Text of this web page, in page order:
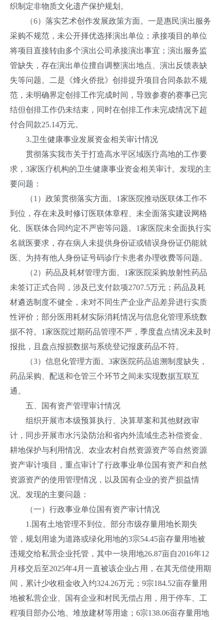
织制定非物质文化遗产保护规划。
（6）落实艺术创作发展政策方面。一是惠民演出服务
采购不规范，未公开择优选择演出单位；承接项目的单位
将项目直接转由多个演出公司承接演出事宜；演出服务监
管缺失，存在演出单位擅自调整演出地点、演出反馈表缺
失等问题。二是《烽火侨批》创排提升项目合同条款不规
范，未明确界定创排工作完成时间，导致参赛的赛事已完
结但创排工作仍未结束，同时在创排工作未完成情况下超
付合同款25.14万元。
3.卫生健康事业发展资金相关审计情况
贯彻落实我市关于打造高水平区域医疗高地的工作要
求，3家医疗机构的卫生健康事业资金相关审计。发现的主
要问题：
（1）政策贯彻落实方面。1家医院推动医联体工作不
到位，存在未及时修订医联体章程、未全面落实建设网格
化、医联体合同约定不严密等问题。1家医院未全面执行实
名就医要求，存在病人未提供身份证或错误身份证仍能就
医、为持有他人身份证号码诊疗卡患者办理收费等问题。
（2）药品及耗材管理方面。1家医院采购放射性药品
未签订正式合同，涉及已支付款项2707.5万元；药品及耗
材遴选制度不健全，未对不同生产企业产品差异进行实质
性评价；部分医用耗材实际消耗情况与信息化管理系统数
据不符。1家医院过期药品管理不严，季度盘点情况未及时
报批，且盘点报损数据与系统登记报废药品不符。
（3）信息化管理方面。3家医院药品追溯制度缺失，
药品采购、配送和仓管三个环节之间未实现数据互联互
通。
五、国有资产管理审计情况
组织开展市本级预算执行、决算草案和其他财政审
计，同步开展市水污染防治和省内外流域生态补偿资金、
耕地保护与利用情况、农业农村自然资源资产等自然资源
资产审计项目，重点审计了行政事业单位国有资产和自然
资源资产的使用管理情况，以及国有企业的资产损益情
况。发现的主要问题：
（一）行政事业单位国有资产审计情况
1.国有土地管理不到位。部分市级存量用地长期失
管，规划用途为道路或绿化用地的3宗54.45亩存量用地被
违规交给私营企业托管，其中一块用地26.87亩自2016年12
月移交后至2025年4月一直被该企业占用，在其无偿使用期
间，累计少收租金收入约324.26万元；9宗184.52亩存量用
地被私营企业、国有企业和村民无偿占用，用于停车、工
程项目部办公地、堆放建材等用途；6宗138.06亩存量用地